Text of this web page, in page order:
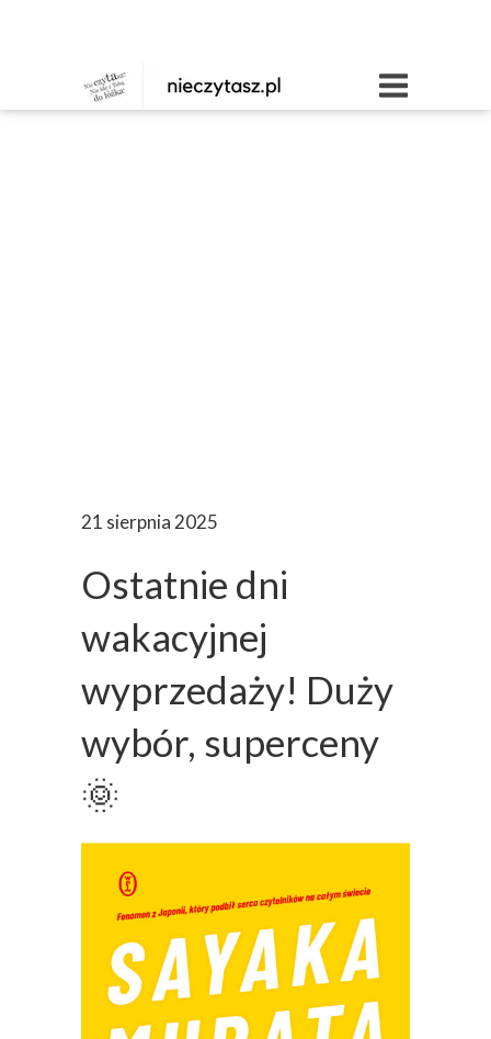
21 sierpnia 2025
Ostatnie dni
wakacyjnej
wyprzedaży! Duży
wybór, superceny
🌞